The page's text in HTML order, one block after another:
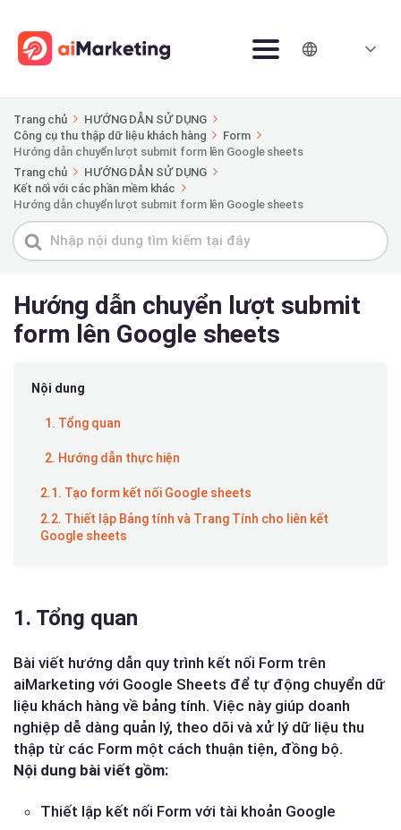
Trang chủ
HƯỚNG DẪN SỬ DỤNG
Công cụ thu thập dữ liệu khách hàng
Form
Hướng dẫn chuyển lượt submit form lên Google sheets
Trang chủ
HƯỚNG DẪN SỬ DỤNG
Kết nối với các phần mềm khác
Hướng dẫn chuyển lượt submit form lên Google sheets
Tìm
kiếm
Hướng dẫn chuyển lượt submit
form lên Google sheets
Nội dung
1. Tổng quan
2. Hướng dẫn thực hiện
2.1. Tạo form kết nối Google sheets
2.2. Thiết lập Bảng tính và Trang Tính cho liên kết
Google sheets
1. Tổng quan
Bài viết hướng dẫn quy trình kết nối Form trên
aiMarketing với Google Sheets để tự động chuyển dữ
liệu khách hàng về bảng tính. Việc này giúp doanh
nghiệp dễ dàng quản lý, theo dõi và xử lý dữ liệu thu
thập từ các Form một cách thuận tiện, đồng bộ.
Nội dung bài viết gồm:
Thiết lập kết nối Form với tài khoản Google